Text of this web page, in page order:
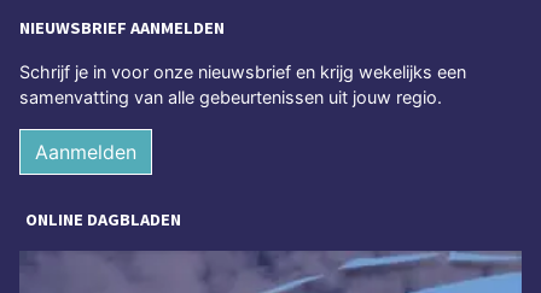
NIEUWSBRIEF AANMELDEN
Schrijf je in voor onze nieuwsbrief en krijg wekelijks een
samenvatting van alle gebeurtenissen uit jouw regio.
Aanmelden
ONLINE DAGBLADEN